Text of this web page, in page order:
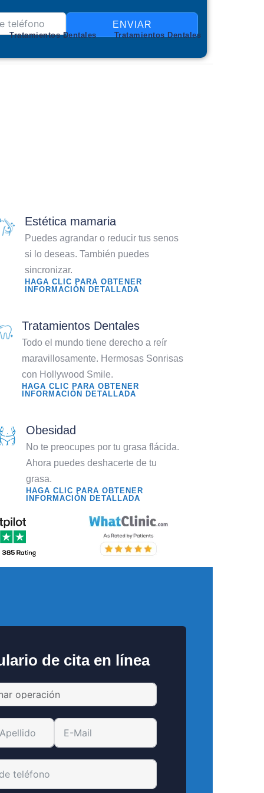
Tratamientos Dentales Tratamientos Dentales
ENVIAR
Estética mamaria
Puedes agrandar o reducir tus senos
si lo deseas. También puedes
sincronizar.
HAGA CLIC PARA OBTENER
INFORMACIÓN DETALLADA
Tratamientos Dentales
Todo el mundo tiene derecho a reír
maravillosamente. Hermosas Sonrisas
con Hollywood Smile.
HAGA CLIC PARA OBTENER
INFORMACIÓN DETALLADA
Obesidad
No te preocupes por tu grasa flácida.
Ahora puedes deshacerte de tu
grasa.
HAGA CLIC PARA OBTENER
INFORMACIÓN DETALLADA
de cita en línea